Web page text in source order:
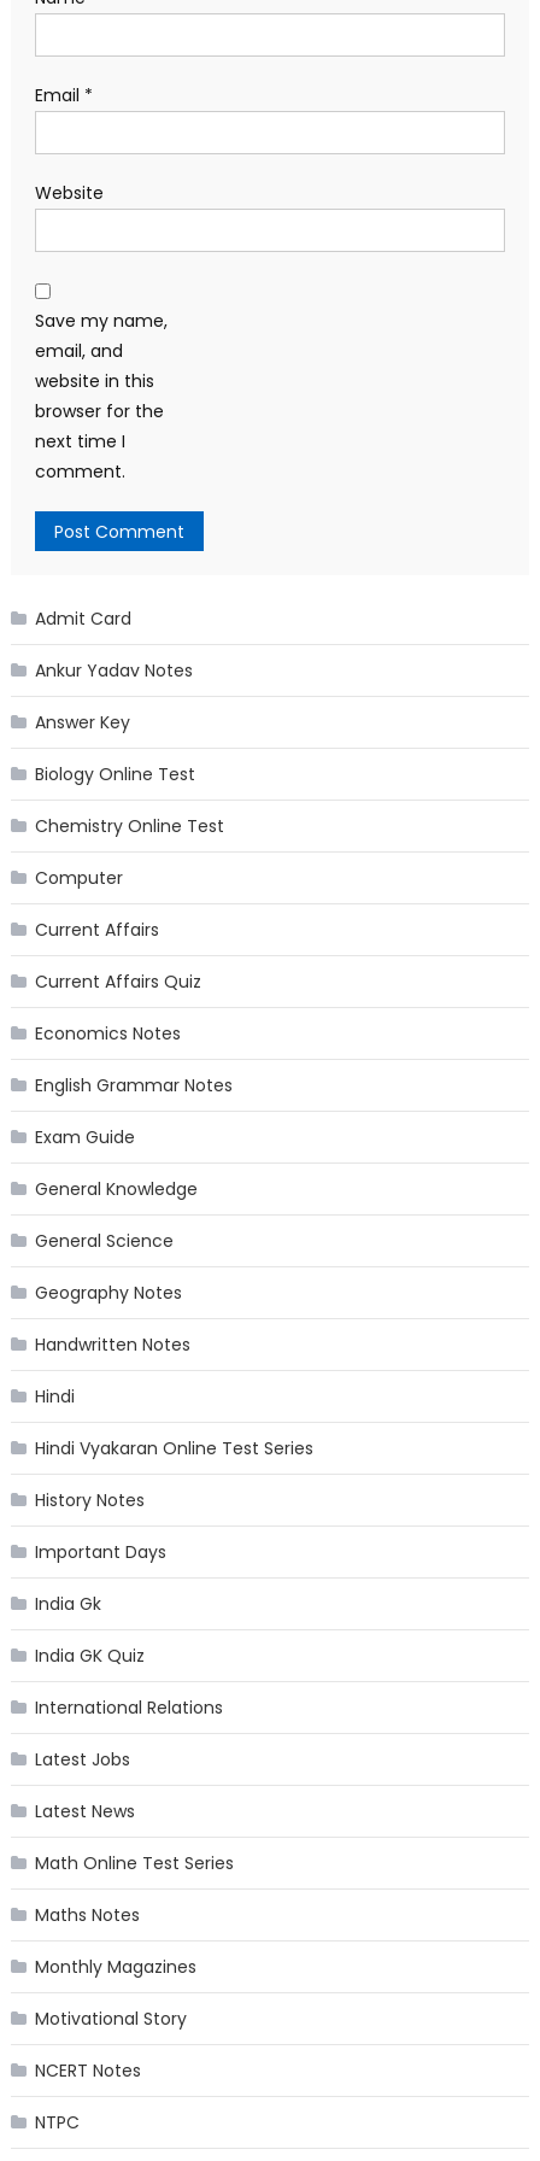
Email *
Website
Save my name,
email, and
website in this
browser for the
next time I
comment.
Admit Card
Ankur Yadav Notes
Answer Key
Biology Online Test
Chemistry Online Test
Computer
Current Affairs
Current Affairs Quiz
Economics Notes
English Grammar Notes
Exam Guide
General Knowledge
General Science
Geography Notes
Handwritten Notes
Hindi
Hindi Vyakaran Online Test Series
History Notes
Important Days
India Gk
India GK Quiz
International Relations
Latest Jobs
Latest News
Math Online Test Series
Maths Notes
Monthly Magazines
Motivational Story
NCERT Notes
NTPC